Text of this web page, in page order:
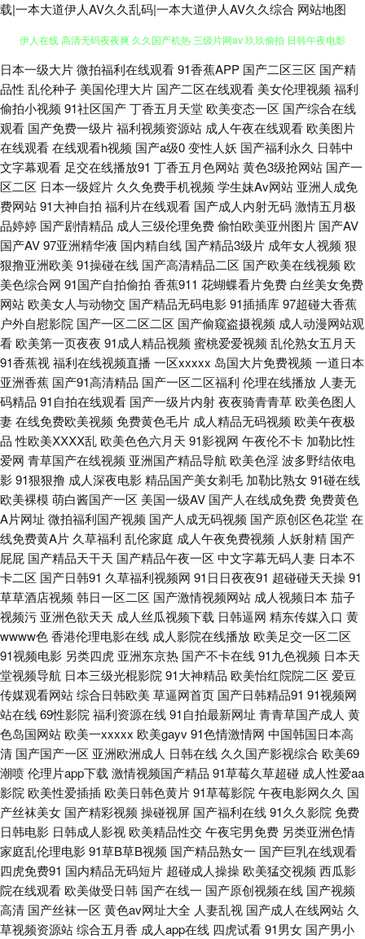
载|一本大道伊人AV久久乱码|一本大道伊人AV久久综合 网站地图
伪娘导航 视频污下载 男女91上 深夜福利剧场 亚洲色图 91内射在线 av香蕉
伊人在线 高清无码夜夜爽 久久国产机热 三级片网av 玖玖偷拍 日韩午夜电影
91n香蕉社 超碰色偷偷机机干 久久草热婷首页 人妖最新专区 AV变态影音 国
模无码视频 成人秘密网站 伊人干B 超碰人妻人人 激情图区中文字幕 人妖色
色狼网站 亚洲阿v福利导航 av天堂网址 肏屄视频在线看 日韩熟女资源网站
91欧美色色 欧美综合成人 亚州高清色图 精品国产 欧美在线视频a 五月香蕉
91 91微拍视频 超碰97打炮偷拍 青青操逼网 最新浮力网址公 国产精品久久
艹 久久毛片 欧美一级720p 日本在线AB 亚洲国产日韩系列 91国标精品 俺去
啦最新网址 福利姬福利导航 激情黄色av 女同伦理片 婷婷成人福利电影 婷婷
午夜福利影院 成人av福利院 国产午夜诱惑 亚洲国产黄色网 91视频国 AV性
爱网 国产TS视频 久草色影 欧洲综合色 丝袜视频网站91 亚洲色色 成人免费
观看视频 黄色性生活一级 欧美天堂乱码 三级片操逼的 午夜成人免费AV 91
国产精品 在线看黄 超碰97影院 国产少妇被躁视频 人妖A片区 伊人久久啊啊
91微拍视频 超碰人妻偷拍 九九热9 三级国产日韩网址 91足交视频 成人福利
AV导航 激情综合淫 欧美色中色5 色中色综合色图 伊人久香蕉 AV福利第一网
站 韩国AV看片网站 美女内射白浆草p 日本涩视频 偷拍白拍青青草 91网站永
久入口 东京热无毛片 另类激情五月花 深夜影院深a 91剧场 超碰97av 国产精
品久久视频 九九精品国产 欧美不卡交配视频 狼人人avcom 影音先锋自拍在
线 97AV中文字幕 肏屄在线观看 九一性爱免视频 欧美曰逼 日韩伊人色 午夜
激情福利啪啪 aaAV成人片 国产美女自拍视频 久久综合成人 青青草视频网
深夜福利天堂 91主播福利视频 岛国AV搬运工 九九黄色片性爱 欧美三级性爱
污的网站 91ts紫苑 97中文资源站 丁香五月在线综合 九九热比精品 欧美日韩
日本一级大片微拍福利在线观看91香蕉APP 国产二区三区 国产精
品性 乱伦种子 美国伦理大片 国产二区在线观看 美女伦理视频 福利
偷拍小视频 91社区国产丁香五月天堂 欧美变态一区 国产综合在线
观看 国产免费一级片福利视频资源站 成人午夜在线观看 欧美图片
在线观看在线观看h视频 国产a级0变性人妖 国产福利永久 日韩中
文字幕观看 足交在线播放91 丁香五月色网站黄色3级抢网站 国产一
区二区 日本一级婬片 久久免费手机视频 学生妹Av网站 亚洲人成免
费网站91大神自拍 福利片在线观看 国产成人内射无码激情五月极
品婷婷 国产剧情精品 成人三级伦理免费偷怕欧美亚州图片 国产AV
国产AV97亚洲精华液 国内精自线 国产精品3级片 成年女人视频 狠
狠撸亚洲欧美91操碰在线 国产高清精品二区 国产欧美在线视频 欧
美色综合网 91国产自拍偷拍 香蕉911 花蝴蝶看片免费 白丝美女免费
网站 欧美女人与动物交 国产精品无码电影91插插库97超碰大香蕉
户外自慰影院 国产一区二区二区 国产偷窥盗摄视频 成人动漫网站观
看 欧美第一页夜夜 91成人精品视频 蜜桃爱爱视频 乱伦熟女五月天
91香蕉视福利在线视频直播 一区xxxxx 岛国大片免费视频 一道日本
亚洲香蕉 国产91高清精品 国产一区二区福利 伦理在线播放 人妻无
码精品 91自拍在线观看 国产一级片内射夜夜骑青青草 欧美色图人
妻在线免费欧美视频 免费黄色毛片 成人精品无码视频 欧美午夜极
品 性欧美ⅩⅩⅩⅩ乱 欧美色色六月天 91影视网 午夜伦不卡 加勒比性
爱网 青草国产在线视频 亚洲国产精品导航 欧美色淫波多野结依电
影91狠狠撸 成人深夜电影精品国产美女剃毛 加勒比熟女91碰在线
欧美裸模 萌白酱国产一区 美国一级AV 国产人在线成免费免费黄色
A片网址 微拍福利国产视频 国产人成无码视频 国产原创区色花堂在
线免费黄A片 久草福利 乱伦家庭 成人午夜免费视频 人妖射精 国产
屁屁 国产精品天干天 国产精品午夜一区 中文字幕无码人妻 日本不
卡二区 国产日韩91 久草福利视频网 91日日夜夜91 超碰碰天天操91
草草酒店视频 韩日一区二区 国产激情视频网站 成人视频日本 茄子
视频污 亚洲色欲天天 成人丝瓜视频下载 日韩逼网 精东传媒入口 黄
wwww色香港伦理电影在线 成人影院在线播放 欧美足交一区二区
91视频电影 另类四虎 亚洲东京热 国产不卡在线91九色视频 日本天
堂视频导航 日本三级光棍影院 91大神精品 欧美怡红院院二区 爱豆
传媒观看网站综合日韩欧美草逼网首页 国产日韩精品91 91视频网
站在线69性影院 福利资源在线91自拍最新网址 青青草国产成人 黄
色岛国网站 欧美一xxxxx 欧美gayv91色情激情网 中国韩国日本高
清 国产国产一区 亚洲欧洲成人 日韩在线 久久国产影视综合 欧美69
潮喷伦理片app下载 激情视频国产精品 91草莓久草超碰 成人性爱aa
影院 欧美性爱插插 欧美日韩色黄片91草莓影院 午夜电影网久久 国
产丝袜美女 国产精彩视频 操碰视屏 国产福利在线91久久影院 免费
日韩电影 日韩成人影视 欧美精品性交 午夜宅男免费 另类亚洲色情
家庭乱伦理电影91草B草B视频 国产精品熟女一 国产巨乳在线观看
四虎免费91 国内精品无码短片 超碰成人操操 欧美猛交视频 西瓜影
院在线观看 欧美做受日韩 国产在线一 国产原创视频在线 国产视频
高清 国产丝袜一区 黄色av网址大全 人妻乱视 国产成人在线网站 久
草视频资源站综合五月香 成人app在线 四虎试看91男女 国产男小